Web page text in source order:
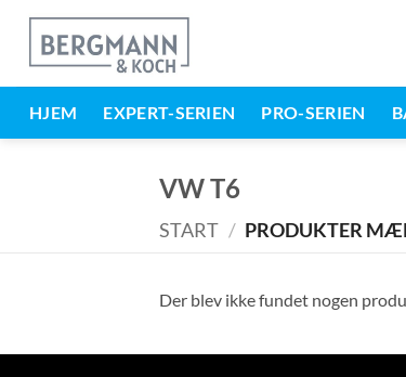
indholdet
HJEM EXPERT-SERIEN PRO-SERIEN
VW T6
START / PRODUKTER
Der blev ikke fundet nogen